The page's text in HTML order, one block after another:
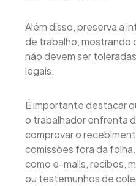
Além disso, preserva a
de trabalho, mostrando
não devem ser
legais.
É importante destacar
o trabalhador enfrenta
comprovar o
comissões fora da
como e-mails, recibos,
ou testemunhos de